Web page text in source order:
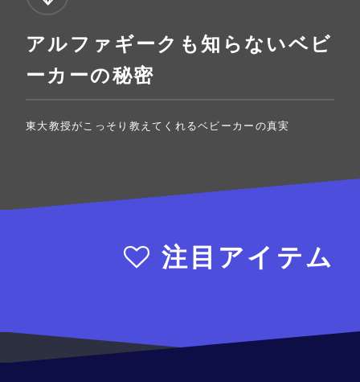
アルファギークも知らないベビ
ーカーの秘密
東大教授がこっそり教えてくれるベビーカーの真実
注目アイテム